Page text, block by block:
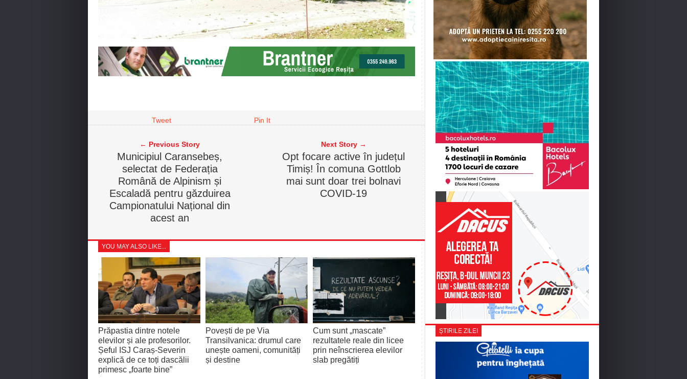
Tweet Pin It
← Previous Story
Municipiul Caransebeș,
selectat de Federația
Română de Alpinism și
Escaladă pentru găzduirea
Campionatului Național din
acest an
Next Story →
Opt focare active în județul
Timiș! În comuna Gottlob
mai sunt doar trei bolnavi
COVID-19
YOU MAY ALSO LIKE...
Prăpastia dintre notele
elevilor și ale profesorilor.
Șeful ISJ Caraș-Severin
explică de ce toți dascălii
primesc „foarte bine”
Povești de pe Via
Transilvanica: drumul care
unește oameni, comunități
și destine
Cum sunt „mascate”
rezultatele reale din licee
prin neînscrierea elevilor
slab pregătiți
ȘTIRILE ZILEI